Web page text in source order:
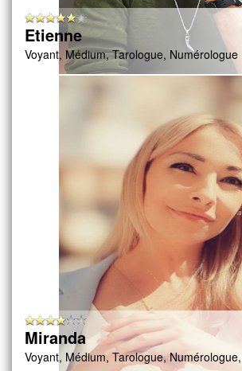
Etienne
Voyant, Médium, Tarologue, Numérologue
Miranda
Voyant, Médium, Tarologue,